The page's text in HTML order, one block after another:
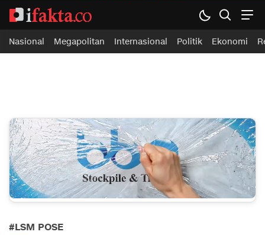
ifakta.co
#pastibenar
Nasional Megapolitan Internasional Politik Ekonomi
#LSM POSE